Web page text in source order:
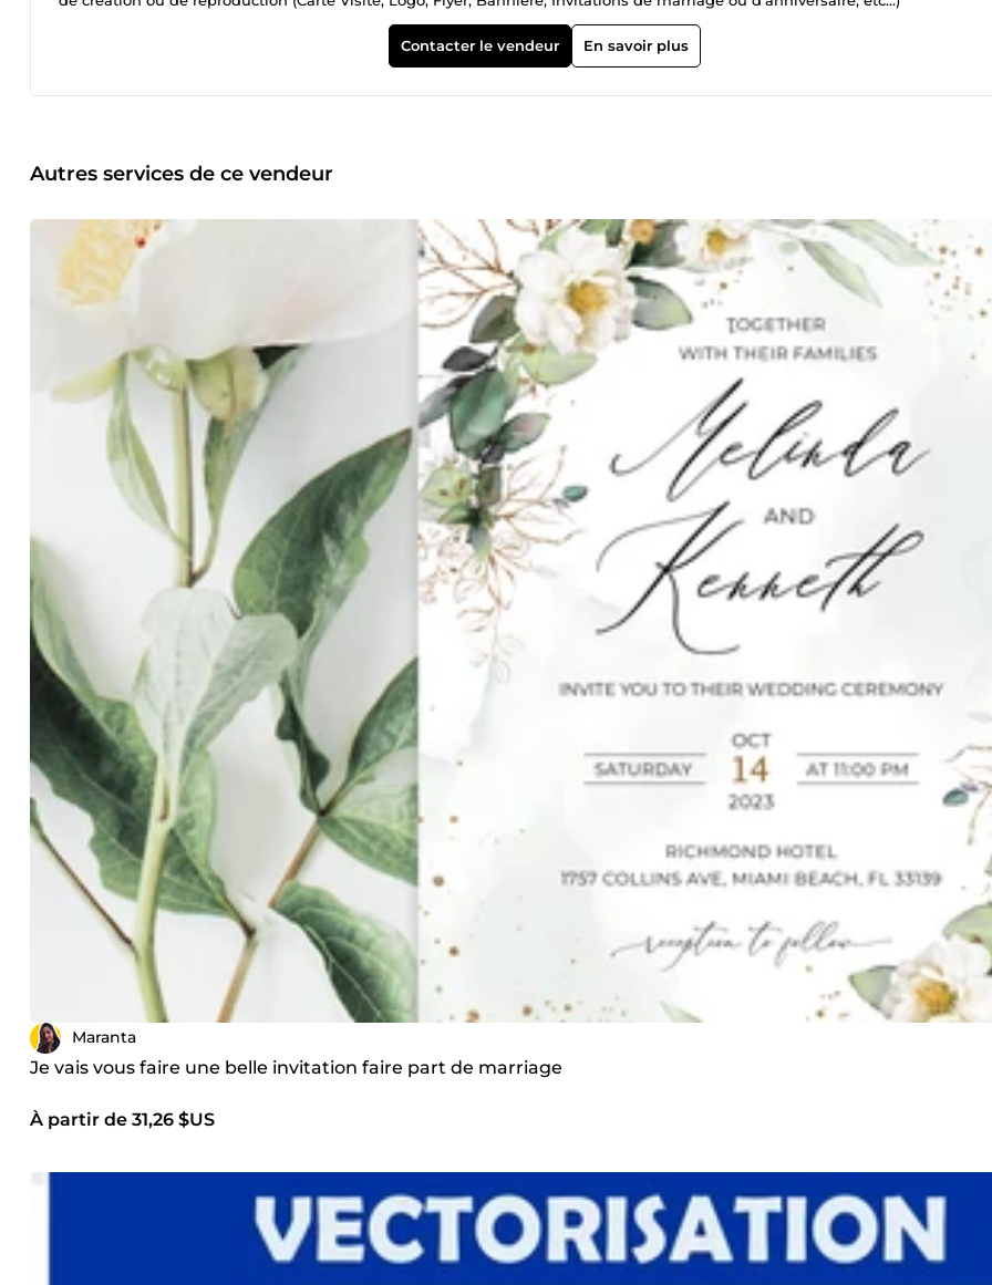
Contacter le vendeur En savoir plus
Autres services de ce vendeur
Maranta
Je vais vous faire une belle invitation faire part de marriage
À partir de 31,26 $US